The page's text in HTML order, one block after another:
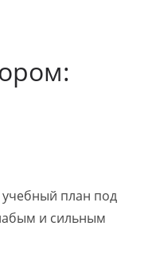
план под
и сильным